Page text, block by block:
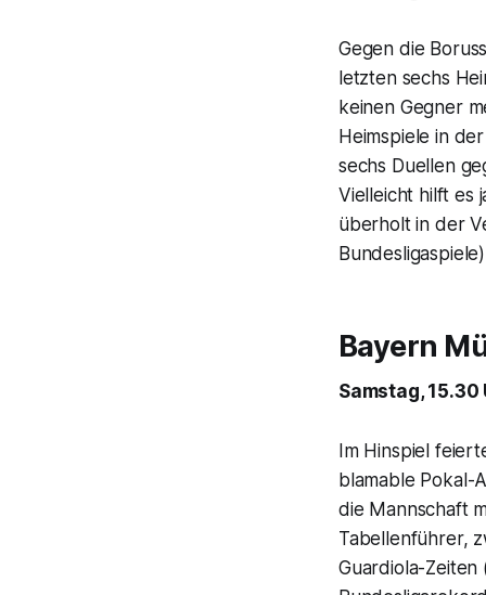
Gegen die
letzten sechs
keinen Gegner
Heimspiele in
sechs Duellen
Vielleicht hilft es
überholt in der
Bayern
Samstag, 15.30
Im Hinspiel
blamable Pokal-
die Mannschaft
Tabellenführer,
Guardiola-Zeiten